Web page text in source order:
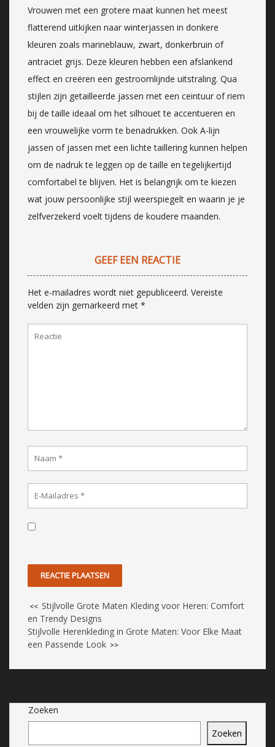
Vrouwen met een grotere maat kunnen het meest
flatterend uitkijken naar winterjassen in donkere
kleuren zoals marineblauw, zwart, donkerbruin of
antraciet grijs. Deze kleuren hebben een afslankend
effect en creëren een gestroomlijnde uitstraling. Qua
stijlen zijn getailleerde jassen met een ceintuur of riem
bij de taille ideaal om het silhouet te accentueren en
een vrouwelijke vorm te benadrukken. Ook A-lijn
jassen of jassen met een lichte taillering kunnen helpen
om de nadruk te leggen op de taille en tegelijkertijd
comfortabel te blijven. Het is belangrijk om te kiezen
wat jouw persoonlijke stijl weerspiegelt en waarin je je
zelfverzekerd voelt tijdens de koudere maanden.
GEEF EEN REACTIE
Het e-mailadres wordt niet gepubliceerd. Vereiste
velden zijn gemarkeerd met *
<< Stijlvolle Grote Maten Kleding voor Heren: Comfort
en Trendy Designs
Stijlvolle Herenkleding in Grote Maten: Voor Elke Maat
een Passende Look >>
Zoeken
Zoeken